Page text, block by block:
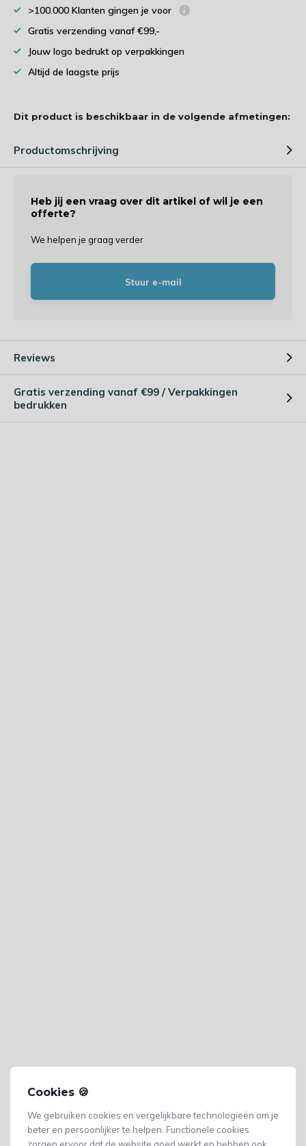
Cookies 🍪
We gebruiken cookies en vergelijkbare technologieën om je
beter en persoonlijker te helpen. Functionele cookies
>100.000 Klanten gingen je voor
Gratis verzending vanaf €99,-
Jouw logo bedrukt op verpakkingen
Altijd de laagste prijs
Dit product is beschikbaar in de volgende afmetingen:
Productomschrijving
Heb jij een vraag over dit artikel of wil je een
offerte?
We helpen je graag verder
Stuur e-mail
Reviews
Gratis verzending vanaf €99 / Verpakkingen
bedrukken